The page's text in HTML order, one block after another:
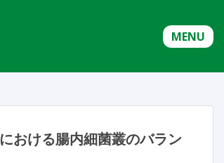
MENU
おける腸内細菌叢のバラン